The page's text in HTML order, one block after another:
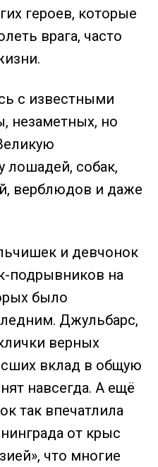
героев, которые
врага, часто
с известными
незаметных, но
лошадей, собак,
верблюдов и даже
и девчонок
подрывников на
было
Джульбарс,
верных
вклад в общую
навсегда. А ещё
так впечатлила
от крыс
что многие